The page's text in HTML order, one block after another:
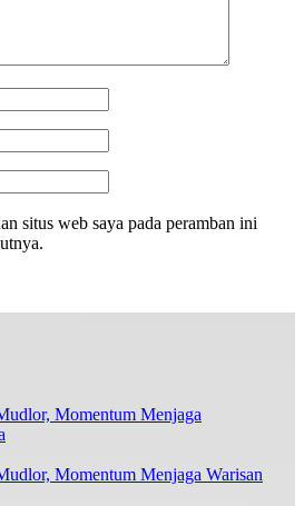
situs web saya pada peramban ini
Momentum Menjaga Warisan